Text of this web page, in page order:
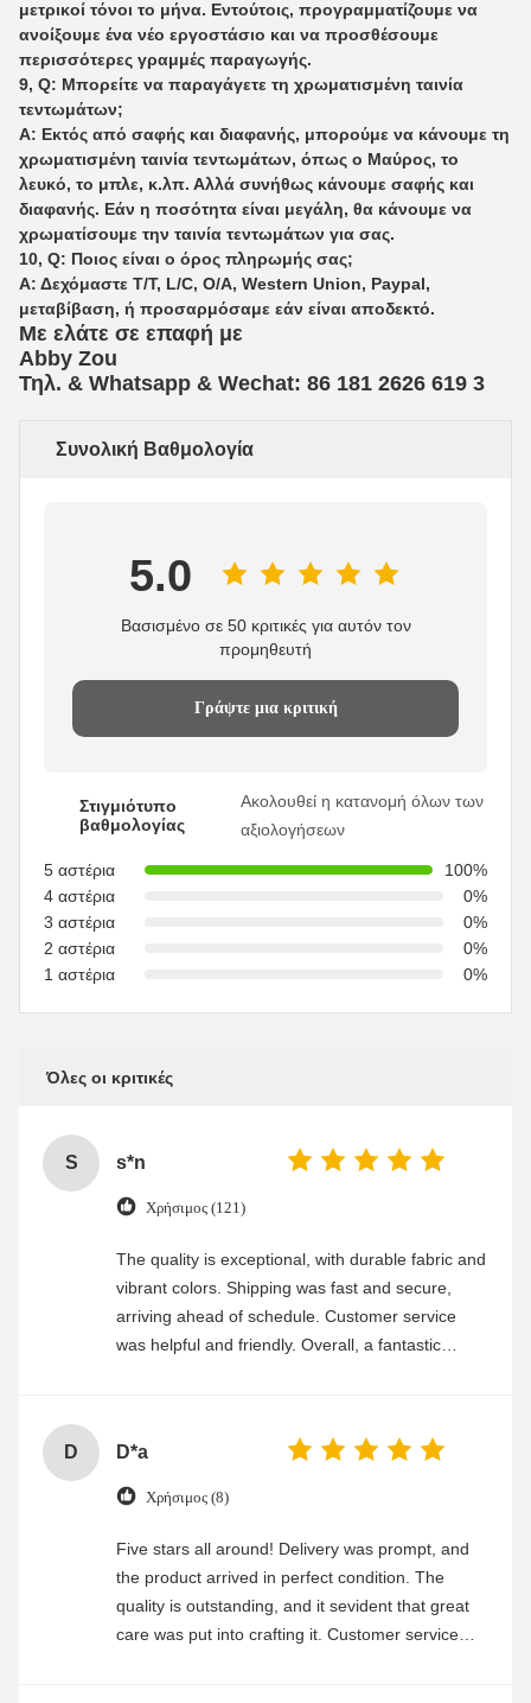
μετρικοί τόνοι το μήνα. Εντούτοις, προγραμματίζουμε να
ανοίξουμε ένα νέο εργοστάσιο και να προσθέσουμε
περισσότερες γραμμές παραγωγής.
9, Q: Μπορείτε να παραγάγετε τη χρωματισμένη ταινία
τεντωμάτων;
Α: Εκτός από σαφής και διαφανής, μπορούμε να κάνουμε τη
χρωματισμένη ταινία τεντωμάτων, όπως ο Μαύρος, το
λευκό, το μπλε, κ.λπ. Αλλά συνήθως κάνουμε σαφής και
διαφανής. Εάν η ποσότητα είναι μεγάλη, θα κάνουμε να
χρωματίσουμε την ταινία τεντωμάτων για σας.
10, Q: Ποιος είναι ο όρος πληρωμής σας;
Α: Δεχόμαστε T/T, L/C, O/A, Western Union, Paypal,
μεταβίβαση, ή προσαρμόσαμε εάν είναι αποδεκτό.
Με ελάτε σε επαφή με
Abby Zou
Τηλ. & Whatsapp & Wechat: 86 181 2626 619 3
Συνολική Βαθμολογία
5.0
Βασισμένο σε 50 κριτικές για αυτόν τον
προμηθευτή
Γράψτε μια κριτική
Στιγμιότυπο
βαθμολογίας
Ακολουθεί η κατανομή όλων των
αξιολογήσεων
5 αστέρια
100%
4 αστέρια
0%
3 αστέρια
0%
2 αστέρια
0%
1 αστέρια
0%
Όλες οι κριτικές
S s*n
Χρήσιμος (121)
The quality is exceptional, with durable fabric and
vibrant colors. Shipping was fast and secure,
arriving ahead of schedule. Customer service
was helpful and friendly. Overall, a fantastic
D D*a
Χρήσιμος (8)
Five stars all around! Delivery was prompt, and
the product arrived in perfect condition. The
quality is outstanding, and it sevident that great
care was put into crafting it. Customer service